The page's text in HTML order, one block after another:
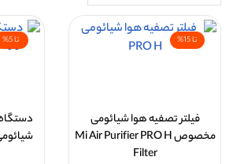
تا 15%
فیلتر تصفیه هوا شیائومی
مخصوص Mi Air Purifier PRO H
Filter
تا 5%